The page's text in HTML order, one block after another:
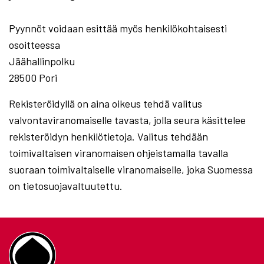
Pyynnöt voidaan esittää myös henkilökohtaisesti
osoitteessa
Jäähallinpolku
28500 Pori
Rekisteröidyllä on aina oikeus tehdä valitus
valvontaviranomaiselle tavasta, jolla seura käsittelee
rekisteröidyn henkilötietoja. Valitus tehdään
toimivaltaisen viranomaisen ohjeistamalla tavalla
suoraan toimivaltaiselle viranomaiselle, joka Suomessa
on tietosuojavaltuutettu.